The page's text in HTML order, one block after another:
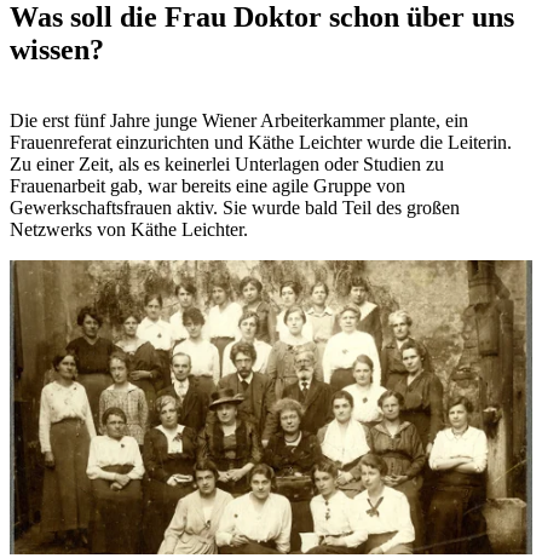
Was soll die Frau Doktor schon über uns
wissen?
Die erst fünf Jahre junge Wiener Arbeiterkammer plante, ein
Frauenreferat einzurichten und Käthe Leichter wurde die Leiterin.
Zu einer Zeit, als es keinerlei Unterlagen oder Studien zu
Frauenarbeit gab, war bereits eine agile Gruppe von
Gewerkschaftsfrauen aktiv. Sie wurde bald Teil des großen
Netzwerks von Käthe Leichter.